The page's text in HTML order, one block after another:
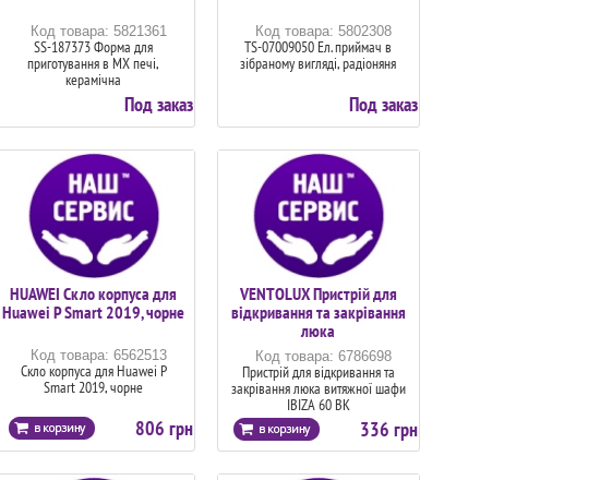
Код товара: 5821361
SS-187373 Форма для
приготування в МХ печі,
керамічна
Под заказ
Код товара: 5802308
TS-07009050 Ел. приймач в
зібраному вигляді, радіоняня
Под заказ
HUAWEI Скло корпуса для
Huawei P Smart 2019, чорне
Код товара: 6562513
Скло корпуса для Huawei P
Smart 2019, чорне
806 грн
VENTOLUX Пристрій для
відкривання та закрівання
люка
Код товара: 6786698
Пристрій для відкривання та
закрівання люка витяжної шафи
IBIZA 60 BK
336 грн